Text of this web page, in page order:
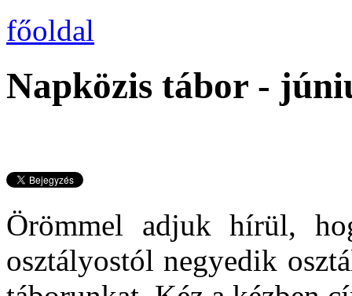
főoldal
Napközis tábor -
Örömmel adjuk hírül,
osztályostól negyedik